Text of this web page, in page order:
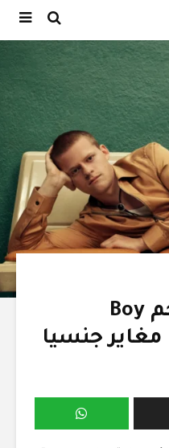
لوكاس هيدجز نجم Boy